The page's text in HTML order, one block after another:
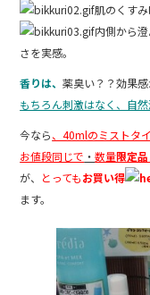
肌のくす
内側から
さを実感。
香りは、薬臭い？？効果
もちろん刺激はなく、自
今なら、40mlのミストタ
お値段同じで ・数量限定
が、 とってもお買い得
ます。